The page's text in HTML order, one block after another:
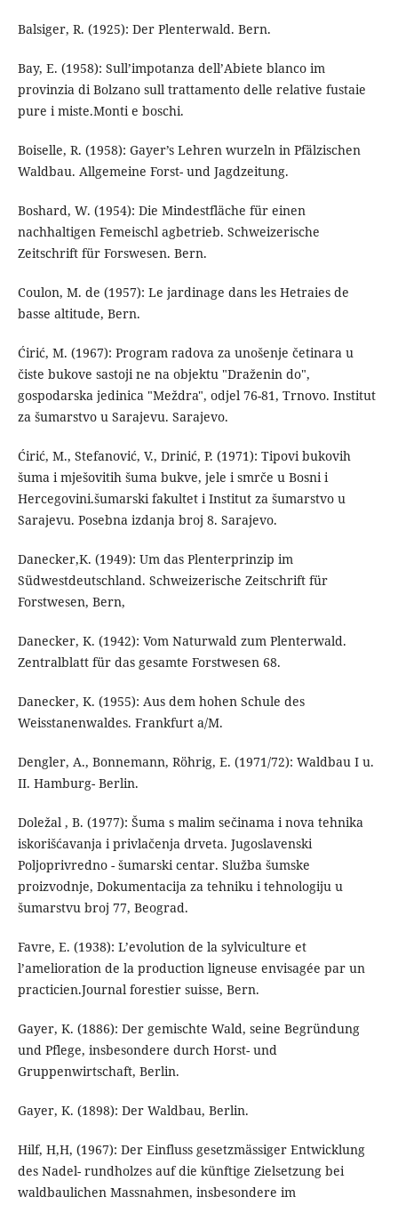
Balsiger, R. (1925): Der Plenterwald. Bern.
Bay, E. (1958): Sull’impotanza dell’Abiete blanco im
provinzia di Bolzano sull trattamento delle relative fustaie
pure i miste.Monti e boschi.
Boiselle, R. (1958): Gayer’s Lehren wurzeln in Pfälzischen
Waldbau. Allgemeine Forst- und Jagdzeitung.
Boshard, W. (1954): Die Mindestfläche für einen
nachhaltigen Femeischl agbetrieb. Schweizerische
Zeitschrift für Forswesen. Bern.
Coulon, M. de (1957): Le jardinage dans les Hetraies de
basse altitude, Bern.
Ćirić, M. (1967): Program radova za unošenje četinara u
čiste bukove sastoji ne na objektu "Draženin do",
gospodarska jedinica "Meždra", odjel 76-81, Trnovo. Institut
za šumarstvo u Sarajevu. Sarajevo.
Ćirić, M., Stefanović, V., Drinić, P. (1971): Tipovi bukovih
šuma i mješovitih šuma bukve, jele i smrče u Bosni i
Hercegovini.šumarski fakultet i Institut za šumarstvo u
Sarajevu. Posebna izdanja broj 8. Sarajevo.
Danecker,K. (1949): Um das Plenterprinzip im
Südwestdeutschland. Schweizerische Zeitschrift für
Forstwesen, Bern,
Danecker, K. (1942): Vom Naturwald zum Plenterwald.
Zentralblatt für das gesamte Forstwesen 68.
Danecker, K. (1955): Aus dem hohen Schule des
Weisstanenwaldes. Frankfurt a/M.
Dengler, A., Bonnemann, Röhrig, E. (1971/72): Waldbau I u.
II. Hamburg- Berlin.
Doležal , B. (1977): Šuma s malim sečinama i nova tehnika
iskorišćavanja i privlačenja drveta. Jugoslavenski
Poljoprivredno - šumarski centar. Služba šumske
proizvodnje, Dokumentacija za tehniku i tehnologiju u
šumarstvu broj 77, Beograd.
Favre, E. (1938): L’evolution de la sylviculture et
l’amelioration de la production ligneuse envisagée par un
practicien.Journal forestier suisse, Bern.
Gayer, K. (1886): Der gemischte Wald, seine Begründung
und Pflege, insbesondere durch Horst- und
Gruppenwirtschaft, Berlin.
Gayer, K. (1898): Der Waldbau, Berlin.
Hilf, H,H, (1967): Der Einfluss gesetzmässiger Entwicklung
des Nadel- rundholzes auf die künftige Zielsetzung bei
waldbaulichen Massnahmen, insbesondere im